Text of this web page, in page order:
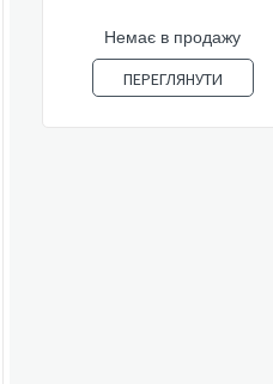
Немає в продажу
ПЕРЕГЛЯНУТИ